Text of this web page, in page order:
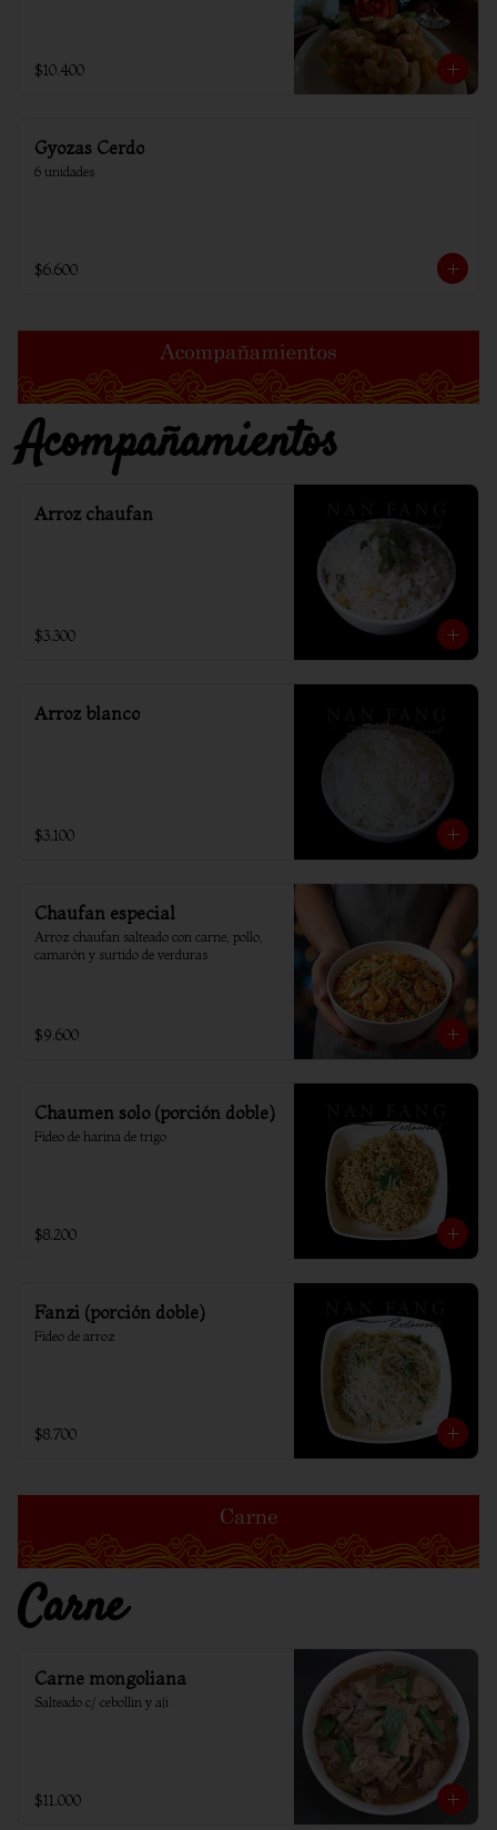
$10.400
Gyozas Cerdo
6 unidades
$6.600
Acompañamientos
Arroz chaufan
$3.300
Arroz blanco
$3.100
Chaufan especial
Arroz chaufan salteado con carne, pollo,
camarón y surtido de verduras
$9.600
Chaumen solo (porción doble)
Fideo de harina de trigo
$8.200
Fanzi (porción doble)
Fideo de arroz
$8.700
Carne
Carne mongoliana
Salteado c/ cebollin y aji
$11.000